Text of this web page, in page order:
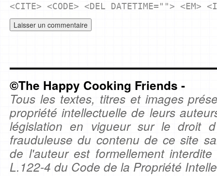
<CITE> <CODE> <DEL DATETIME=""> <EM>
©The Happy Cooking Friends -
Tous les textes, titres et images
propriété intellectuelle de leurs
législation en vigueur sur le droit
frauduleuse du contenu de ce site
de l'auteur est formellement
L.122-4 du Code de la Propriété